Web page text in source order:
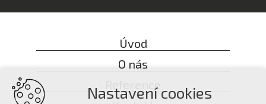
Úvod
O nás
Reference
Nastavení cookies